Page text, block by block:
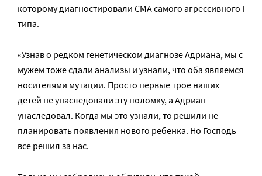
которому диагностировали СМА самого агрессивного I
типа.
«Узнав о редком генетическом диагнозе Адриана, мы с
мужем тоже сдали анализы и узнали, что оба являемся
носителями мутации. Просто первые трое наших
детей не унаследовали эту поломку, а Адриан
унаследовал. Когда мы это узнали, то решили не
планировать появления нового ребенка. Но Господь
все решил за нас.